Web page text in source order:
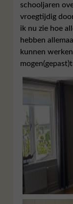
schooljaren
vroegtijdig
ik nu zie hoe
hebben
kunnen